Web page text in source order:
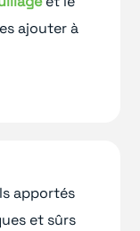
ajouter à
apportés
et sûrs